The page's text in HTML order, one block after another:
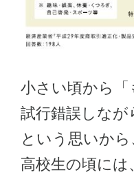
小さい頃から
試行錯誤しな
という思いか
高校生の頃に